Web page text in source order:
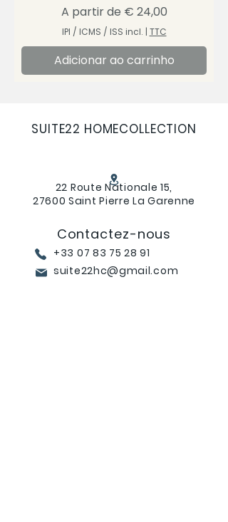
A partir de € 24,00
Preço promocional
IPI / ICMS / ISS incl. | TTC
Adicionar ao carrinho
SUITE22 HOMECOLLECTION
22 Route Nationale 15,
27600 Saint Pierre La Garenne
Contactez-nous
+33 07 83 75 28 91
suite22hc@gmail.com